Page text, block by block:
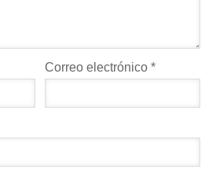
Correo electrónico*